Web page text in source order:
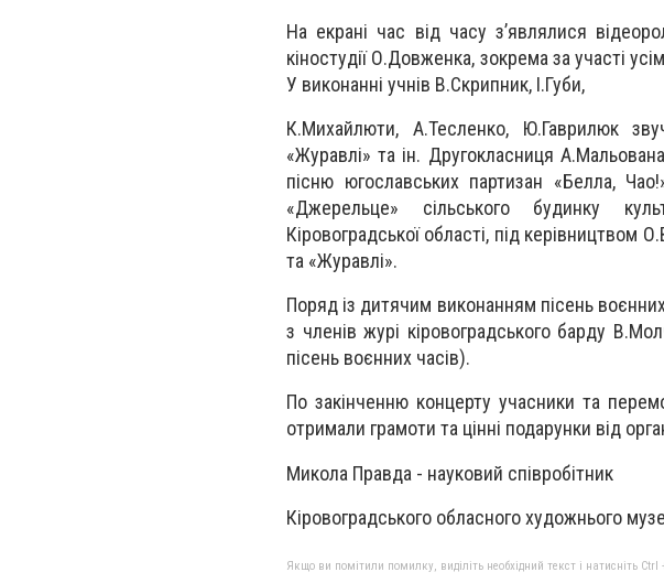
На екрані час від часу з’являлися
кіностудії О.Довженка, зокрема за участі
У виконанні учнів В.Скрипник, І.Губи,
К.Михайлюти, А.Тесленко, Ю.Гаврилюк
«Журавлі» та ін. Другокласниця
пісню югославських партизан «Белла,
«Джерельце» сільського будинку
Кіровоградської області, під керівництвом
та «Журавлі».
Поряд із дитячим виконанням пісень
з членів журі кіровоградського барду
пісень воєнних часів).
По закінченню концерту учасники та
отримали грамоти та цінні подарунки від
Микола Правда - науковий співробітник
Кіровоградського обласного художнього
Якщо ви помітили помилку, виділіть необхідний текст і натисніть